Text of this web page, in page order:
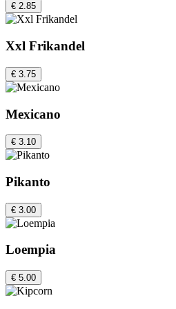
€ 2.85
Xxl Frikandel
€ 3.75
Mexicano
€ 3.10
Pikanto
€ 3.00
Loempia
€ 5.00